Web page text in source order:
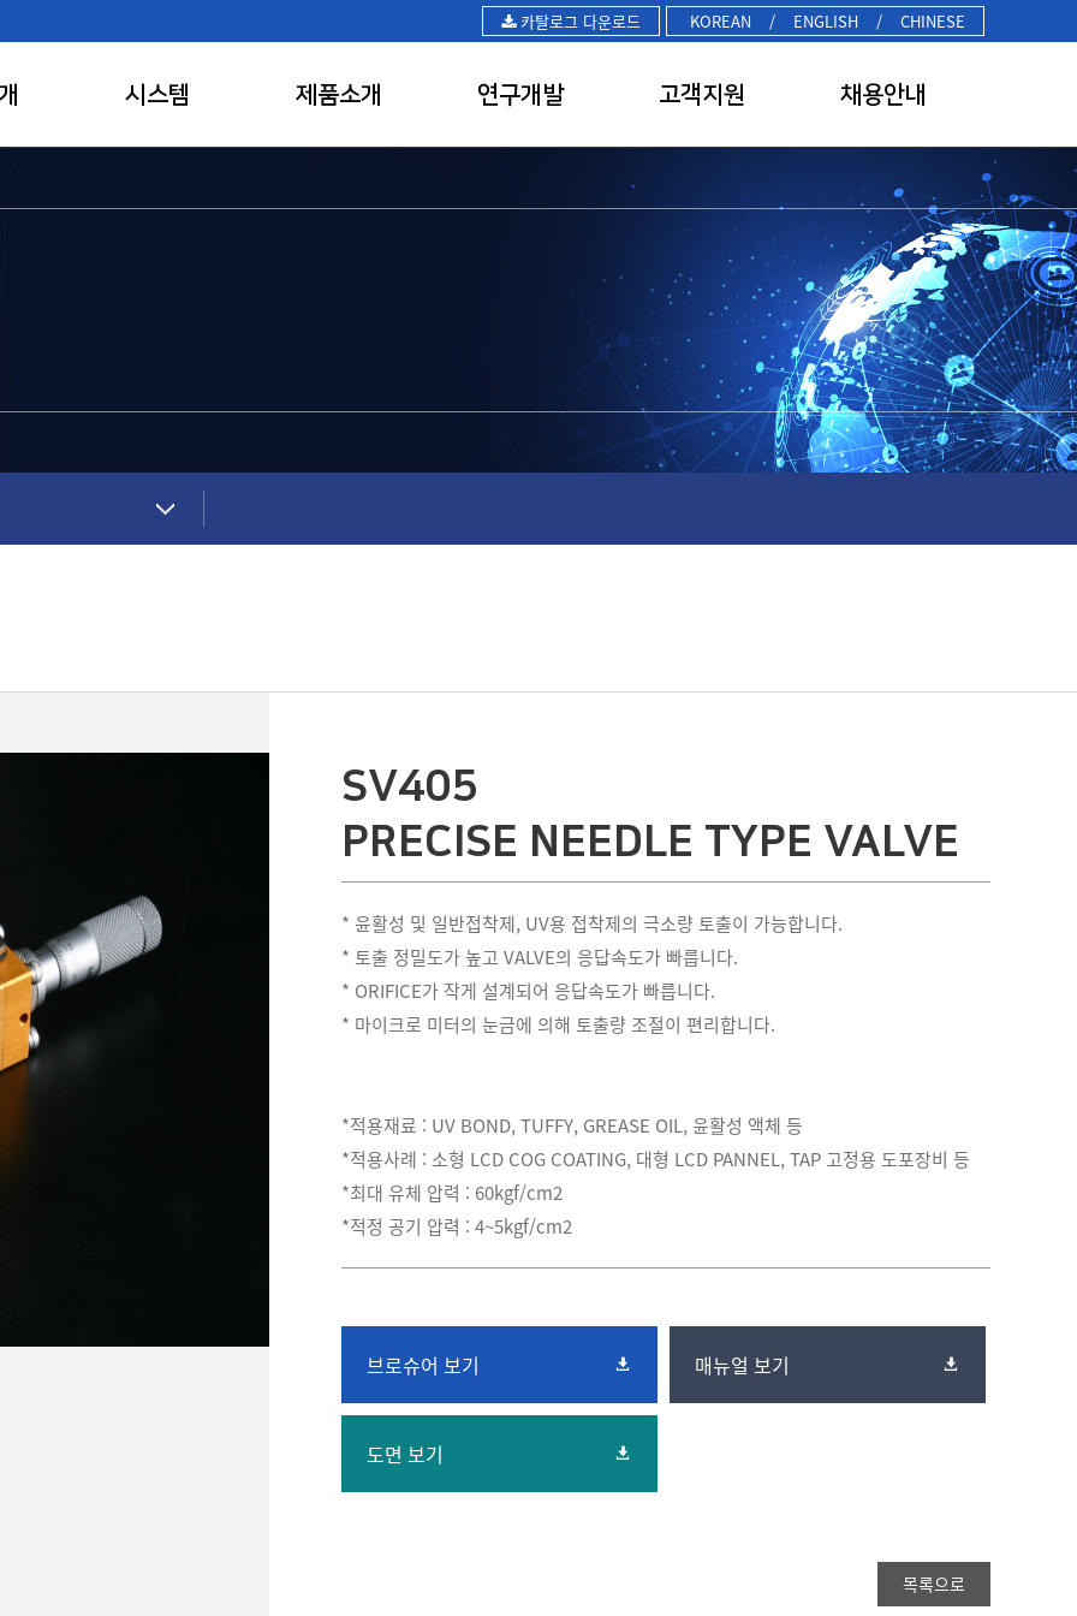
카탈로그 다운로드 KOREAN / ENGLISH / CHINESE
시스템 제품소개 연구개발 고객지원 채용안내
SV405
PRECISE NEEDLE TYPE VALVE
* 윤활성 및 일반접착제, UV용 접착제의 극소량 토출이 가능합니다.
* 토출 정밀도가 높고 VALVE의 응답속도가 빠릅니다.
* ORIFICE가 작게 설계되어 응답속도가 빠릅니다.
* 마이크로 미터의 눈금에 의해 토출량 조절이 편리합니다.
*적용재료 : UV BOND, TUFFY, GREASE OIL, 윤활성 액체 등
*적용사례 : 소형 LCD COG COATING, 대형 LCD PANNEL, TAP 고정용 도포장비 등
*최대 유체 압력 : 60kgf/cm2
*적정 공기 압력 : 4~5kgf/cm2
브로슈어 보기 매뉴얼 보기
도면 보기
목록으로